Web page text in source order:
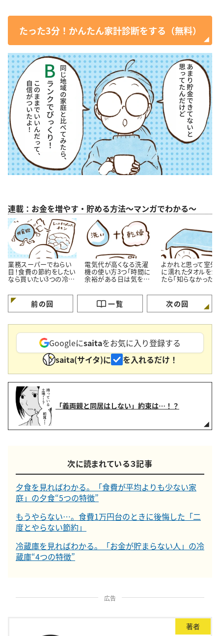
たった3分！かんたん家計診断をする（無料）
連載：お金を増やす・貯める方法～マンガでわかる～
業務スーパーでねらい
目！食費の節約をしたい
なら買いたい3つの冷凍
電気代が高くなる洗濯
機の使い方3つ「時間に
余裕がある日は気を付
よかれと思って室外
に濡れたタオルをか
たら「知らなかった」
前の回 一覧 次の回
Googleにsaitaをお気に入り登録する
saita(サイタ)に
を入れるだけ！
「義両親と同居はしない」約束は…！？
次に読まれている３記事
夕食を見ればわかる。「食費が平均よりも少ない家
庭」の夕食“5つの特徴”
もうやらない…。食費1万円台のときに後悔した「二
度とやらない節約」
冷蔵庫を見ればわかる。「お金が貯まらない人」の冷
蔵庫“4つの特徴”
広告
著者